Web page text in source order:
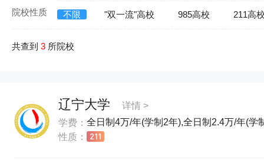
院校性质 不限 "双一流"高校 985高校 211高
共查到 3 所院校
辽宁大学
详情 >
学费： 全日制4万/年(学制2年),全日制2.4万/年(学
性质：